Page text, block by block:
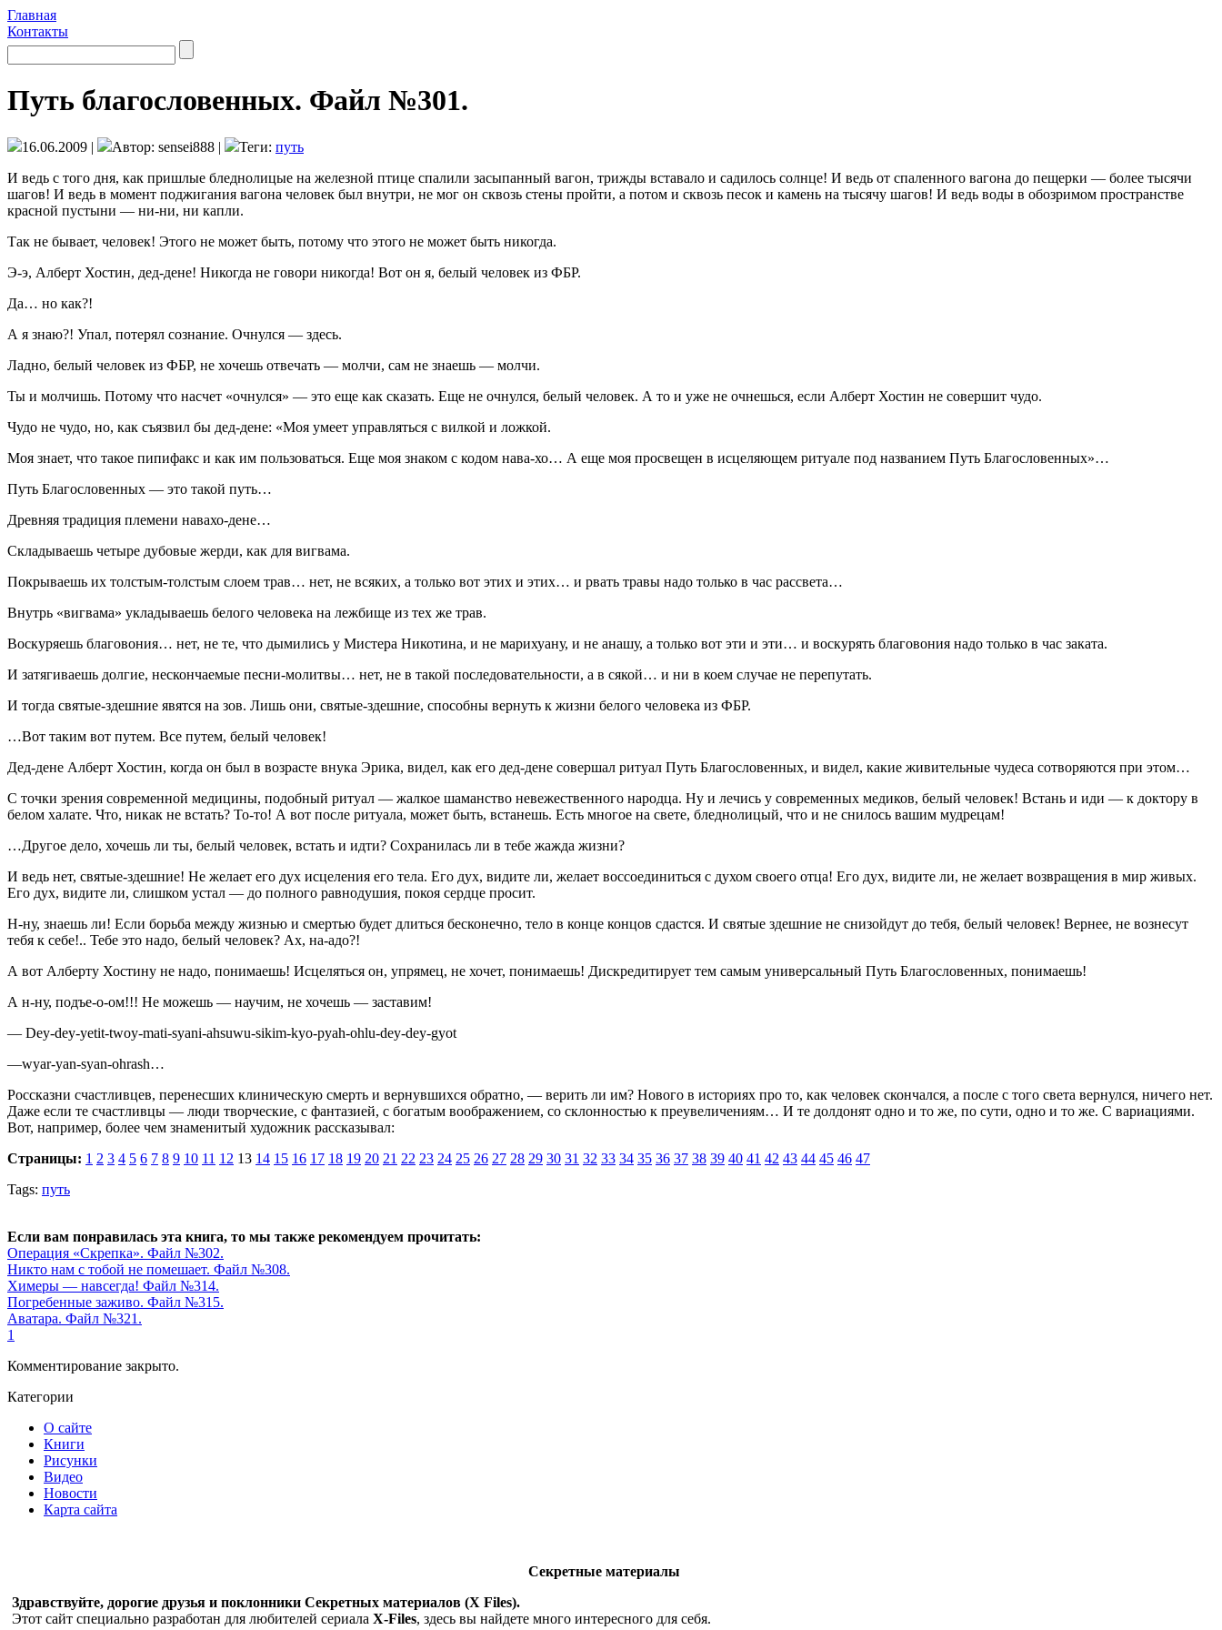
Главная
Контакты
Путь благословенных. Файл №301.
16.06.2009 | Автор: sensei888 | Теги: путь
И ведь с того дня, как пришлые бледнолицые на железной птице спалили засыпанный вагон, трижды вставало и садилось солнце! И ведь от спаленного вагона до пещерки — более тысячи
шагов! И ведь в момент поджигания вагона человек был внутри, не мог он сквозь стены пройти, а потом и сквозь песок и камень на тысячу шагов! И ведь воды в обозримом пространстве
красной пустыни — ни-ни, ни капли.
Так не бывает, человек! Этого не может быть, потому что этого не может быть никогда.
Э-э, Алберт Хостин, дед-дене! Никогда не говори никогда! Вот он я, белый человек из ФБР.
Да… но как?!
А я знаю?! Упал, потерял сознание. Очнулся — здесь.
Ладно, белый человек из ФБР, не хочешь отвечать — молчи, сам не знаешь — молчи.
Ты и молчишь. Потому что насчет «очнулся» — это еще как сказать. Еще не очнулся, белый человек. А то и уже не очнешься, если Алберт Хостин не совершит чудо.
Чудо не чудо, но, как съязвил бы дед-дене: «Моя умеет управляться с вилкой и ложкой.
Моя знает, что такое пипифакс и как им пользоваться. Еще моя знаком с кодом нава-хо… А еще моя просвещен в исцеляющем ритуале под названием Путь Благословенных»…
Путь Благословенных — это такой путь…
Древняя традиция племени навахо-дене…
Складываешь четыре дубовые жерди, как для вигвама.
Покрываешь их толстым-толстым слоем трав… нет, не всяких, а только вот этих и этих… и рвать травы надо только в час рассвета…
Внутрь «вигвама» укладываешь белого человека на лежбище из тех же трав.
Воскуряешь благовония… нет, не те, что дымились у Мистера Никотина, и не марихуану, и не анашу, а только вот эти и эти… и воскурять благовония надо только в час заката.
И затягиваешь долгие, нескончаемые песни-молитвы… нет, не в такой последовательности, а в сякой… и ни в коем случае не перепутать.
И тогда святые-здешние явятся на зов. Лишь они, святые-здешние, способны вернуть к жизни белого человека из ФБР.
…Вот таким вот путем. Все путем, белый человек!
Дед-дене Алберт Хостин, когда он был в возрасте внука Эрика, видел, как его дед-дене совершал ритуал Путь Благословенных, и видел, какие живительные чудеса сотворяются при этом…
С точки зрения современной медицины, подобный ритуал — жалкое шаманство невежественного народца. Ну и лечись у современных медиков, белый человек! Встань и иди — к доктору в
белом халате. Что, никак не встать? То-то! А вот после ритуала, может быть, встанешь. Есть многое на свете, бледнолицый, что и не снилось вашим мудрецам!
…Другое дело, хочешь ли ты, белый человек, встать и идти? Сохранилась ли в тебе жажда жизни?
И ведь нет, святые-здешние! Не желает его дух исцеления его тела. Его дух, видите ли, желает воссоединиться с духом своего отца! Его дух, видите ли, не желает возвращения в мир живых.
Его дух, видите ли, слишком устал — до полного равнодушия, покоя сердце просит.
Н-ну, знаешь ли! Если борьба между жизнью и смертью будет длиться бесконечно, тело в конце концов сдастся. И святые здешние не снизойдут до тебя, белый человек! Вернее, не вознесут
тебя к себе!.. Тебе это надо, белый человек? Ах, на-адо?!
А вот Алберту Хостину не надо, понимаешь! Исцеляться он, упрямец, не хочет, понимаешь! Дискредитирует тем самым универсальный Путь Благословенных, понимаешь!
А н-ну, подъе-о-ом!!! Не можешь — научим, не хочешь — заставим!
— Dey-dey-yetit-twoy-mati-syani-ahsuwu-sikim-kyo-pyah-ohlu-dey-dey-gyot
—wyar-yan-syan-ohrash…
Россказни счастливцев, перенесших клиническую смерть и вернувшихся обратно, — верить ли им? Нового в историях про то, как человек скончался, а после с того света вернулся, ничего нет.
Даже если те счастливцы — люди творческие, с фантазией, с богатым воображением, со склонностью к преувеличениям… И те долдонят одно и то же, по сути, одно и то же. С вариациями.
Вот, например, более чем знаменитый художник рассказывал:
Страницы: 1 2 3 4 5 6 7 8 9 10 11 12 13 14 15 16 17 18 19 20 21 22 23 24 25 26 27 28 29 30 31 32 33 34 35 36 37 38 39 40 41 42 43 44 45 46 47
Tags: путь
Если вам понравилась эта книга, то мы также рекомендуем прочитать:
Операция «Скрепка». Файл №302.
Никто нам с тобой не помешает. Файл №308.
Химеры — навсегда! Файл №314.
Погребенные заживо. Файл №315.
Аватара. Файл №321.
1
Комментирование закрыто.
Категории
О сайте
Книги
Рисунки
Видео
Новости
Карта сайта
Секретные материалы
Здравствуйте, дорогие друзья и поклонники Секретных материалов (X Files).
Этот сайт специально разработан для любителей сериала X-Files, здесь вы найдете много интересного для себя.